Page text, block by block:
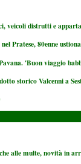
veicoli distrutti e
Pratese, 80enne
'Buon viaggio
storico Valcenni a
alle multe, novità in